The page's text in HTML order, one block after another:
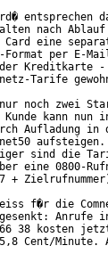
entsprechen
nach
eine
Format per E-
Kreditkarte
Tarife
noch zwei
kann nun
Aufladung in
aufsteigen.
sind die
eine 0800-
+
f�r die
Anrufe
38 kosten
Cent/Minute.